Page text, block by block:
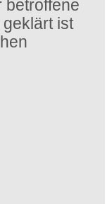
betroffene
ist